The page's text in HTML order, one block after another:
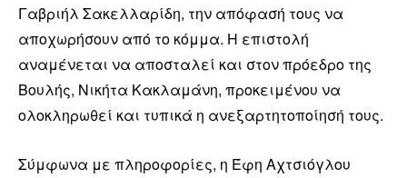
Γαβριήλ Σακελλαρίδη, την απόφασή τους να
αποχωρήσουν από το κόμμα. Η επιστολή
αναμένεται να αποσταλεί και στον πρόεδρο της
Βουλής, Νικήτα Κακλαμάνη, προκειμένου να
ολοκληρωθεί και τυπικά η ανεξαρτητοποίησή τους.
Σύμφωνα με πληροφορίες, η Έφη Αχτσιόγλου